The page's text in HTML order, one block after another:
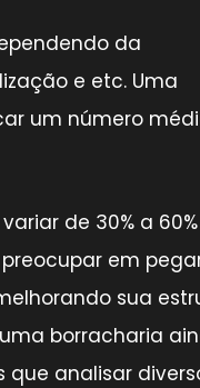
da
e etc. Uma
um número
de 30% a
em
sua
borracharia
analisar